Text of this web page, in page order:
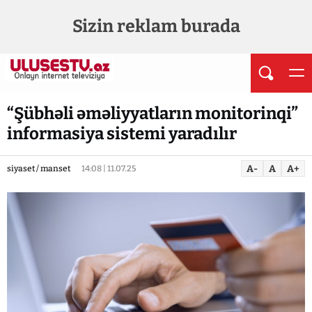
Sizin reklam burada
“Şübhəli əməliyyatların monitorinqi”
informasiya sistemi yaradılır
siyaset / manset 14:08 | 11.07.25 A- A A+